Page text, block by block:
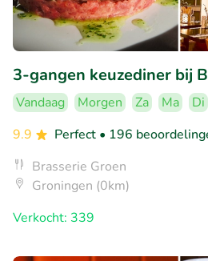
3-gangen keuzediner bij
Vandaag Morgen Za Ma Di
9.9
Perfect • 196
Brasserie Groen
Groningen (0km)
Verkocht: 339